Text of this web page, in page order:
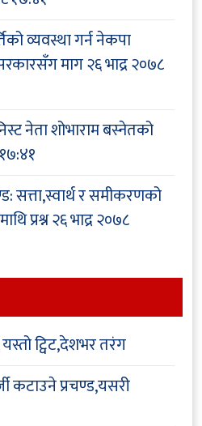
व्यवस्था गर्न नेकपा
माग२६ भाद्र २०७८
नेता शोभाराम बस्नेतको
सत्ता,स्वार्थ र समीकरणको
प्रश्न२६ भाद्र २०७८
ट्विट,देशभर तरंग
कटाउने प्रचण्ड,यसरी